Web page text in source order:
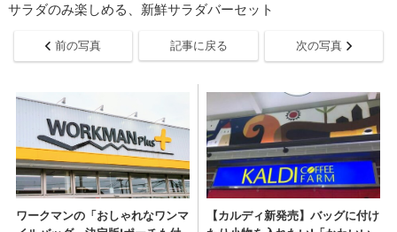
サラダのみ楽しめる、新鮮サラダバーセット
前の写真 記事に戻る 次の写真